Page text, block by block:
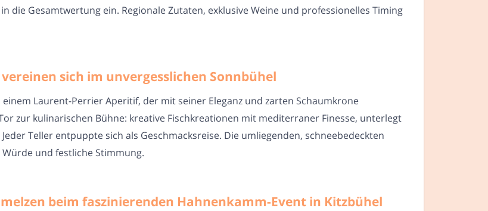
die Gesamtwertung ein. Regionale Zutaten, exklusive Weine und professionelles Timing
sich im unvergesslichen Sonnbühel
Laurent-Perrier Aperitif, der mit seiner Eleganz und zarten Schaumkrone
zur kulinarischen Bühne: kreative Fischkreationen mit mediterraner Finesse, unterlegt
Teller entpuppte sich als Geschmacksreise. Die umliegenden, schneebedeckten
und festliche Stimmung.
beim faszinierenden Hahnenkamm-Event in Kitzbühel